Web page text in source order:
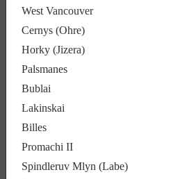
West Vancouver
Cernys (Ohre)
Horky (Jizera)
Palsmanes
Bublai
Lakinskai
Billes
Promachi II
Spindleruv Mlyn (Labe)